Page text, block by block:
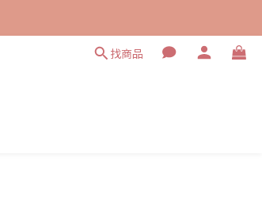
找商品